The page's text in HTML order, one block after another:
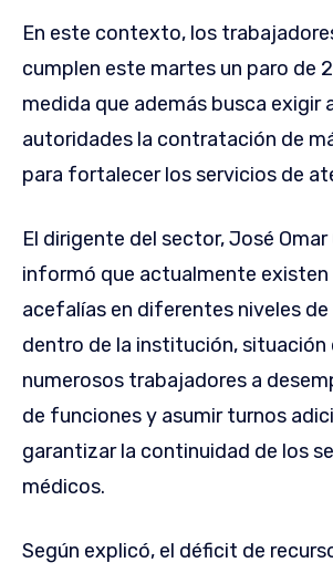
En este contexto, los
cumplen este martes un paro de
medida que además busca exigir
autoridades la contratación de
para fortalecer los servicios de
El dirigente del sector, José Omar
informó que actualmente existen
acefalías en diferentes niveles
dentro de la institución, situación
numerosos trabajadores a
de funciones y asumir turnos
garantizar la continuidad de los
médicos.
Según explicó, el déficit de